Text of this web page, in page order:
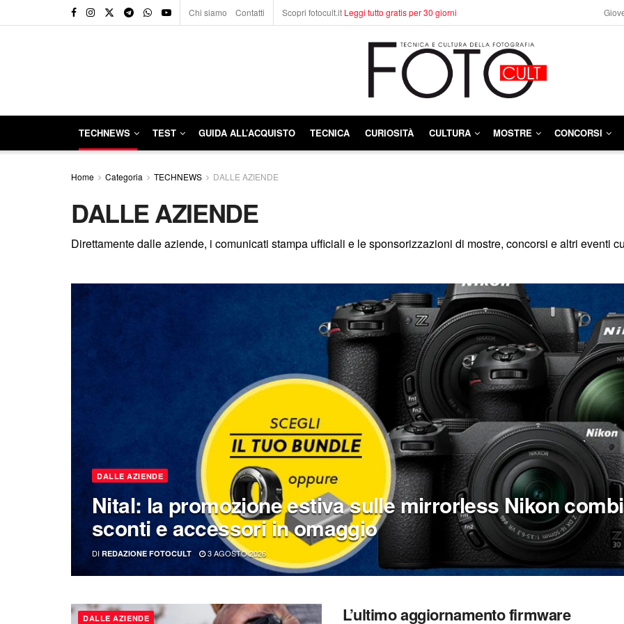
Chi siamo Contatti Scopri fotocult.it Leggi tutto gratis per 30 giorni
TECHNEWS TEST GUIDA ALL’ACQUISTO TECNICA CURIOSITÀ CULTURA MOSTRE CONCORSI
Home Categoria TECHNEWS DALLE AZIENDE
DALLE AZIENDE
Direttamente dalle aziende, i comunicati stampa ufficiali e le sponsorizzazioni di mostre, concorsi e altri eventi
DALLE AZIENDE
Nital: la promozione estiva sulle mirrorless Nikon
sconti e accessori in omaggio
DI REDAZIONE FOTOCULT 3 AGOSTO 2026
DALLE AZIENDE L’ultimo aggiornamento firmware